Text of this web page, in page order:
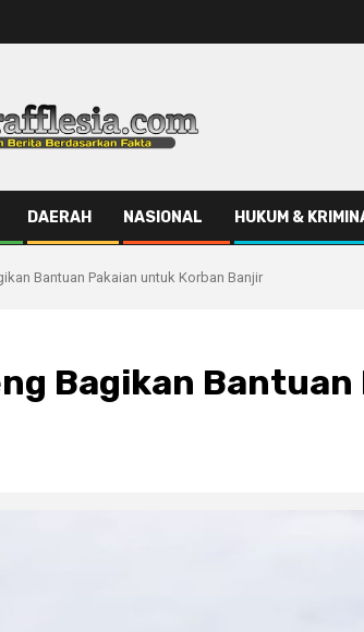
DAERAH NASIONAL HUKUM &
Bantuan Pakaian untuk Korban Banjir
Bagikan